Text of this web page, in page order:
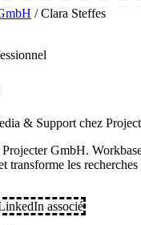
/ Clara Steffes
& Support chez
GmbH.
transforme les recherches
associé